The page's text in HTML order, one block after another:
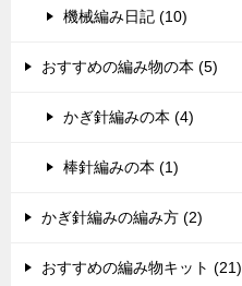
機械編み日記 (10)
おすすめの編み物の本 (5)
かぎ針編みの本 (4)
棒針編みの本 (1)
かぎ針編みの編み方 (2)
おすすめの編み物キット (21)